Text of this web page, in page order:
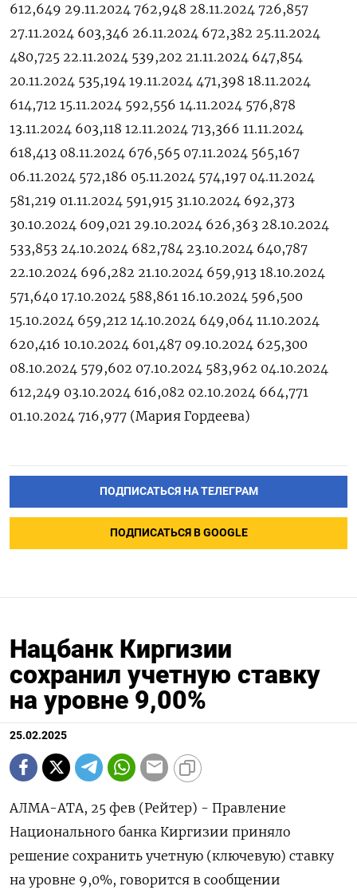
612,649 29.11.2024 762,948 28.11.2024 726,857
27.11.2024 603,346 26.11.2024 672,382 25.11.2024
480,725 22.11.2024 539,202 21.11.2024 647,854
20.11.2024 535,194 19.11.2024 471,398 18.11.2024
614,712 15.11.2024 592,556 14.11.2024 576,878
13.11.2024 603,118 12.11.2024 713,366 11.11.2024
618,413 08.11.2024 676,565 07.11.2024 565,167
06.11.2024 572,186 05.11.2024 574,197 04.11.2024
581,219 01.11.2024 591,915 31.10.2024 692,373
30.10.2024 609,021 29.10.2024 626,363 28.10.2024
533,853 24.10.2024 682,784 23.10.2024 640,787
22.10.2024 696,282 21.10.2024 659,913 18.10.2024
571,640 17.10.2024 588,861 16.10.2024 596,500
15.10.2024 659,212 14.10.2024 649,064 11.10.2024
620,416 10.10.2024 601,487 09.10.2024 625,300
08.10.2024 579,602 07.10.2024 583,962 04.10.2024
612,249 03.10.2024 616,082 02.10.2024 664,771
01.10.2024 716,977 (Мария Гордеева)
ПОДПИСАТЬСЯ НА ТЕЛЕГРАМ
ПОДПИСАТЬСЯ В GOOGLE
Нацбанк Киргизии
сохранил учетную ставку
на уровне 9,00%
25.02.2025
АЛМА-АТА, 25 фев (Рейтер) - Правление
Национального банка Киргизии приняло
решение сохранить учетную (ключевую) ставку
на уровне 9,0%, говорится в сообщении